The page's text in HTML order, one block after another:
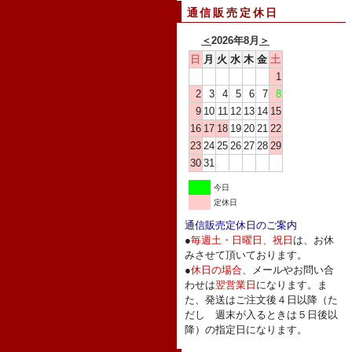
通信販売定休日
＜2026年8月 ＞
日 月 火 水 木 金 土
1
2
3 4 5 6 7
8
9 10 11 12 13 14 15
16 17 18 19 20 21 22
23 24 25 26 27 28 29
30 31
今日
定休日
通信販売定休日のご案内
●毎週土・日曜日、祝日 は、お休
みさせて頂いております。
●休日の場合、メールやお問い合
わせは翌営業日 になります。ま
た、発送はご注文後４日以降（た
だし 週末が入るときは５日後以
降）の指定日になります。